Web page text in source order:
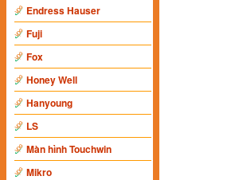
Endress Hauser
Fuji
Fox
Honey Well
Hanyoung
LS
Màn hình Touchwin
Mikro